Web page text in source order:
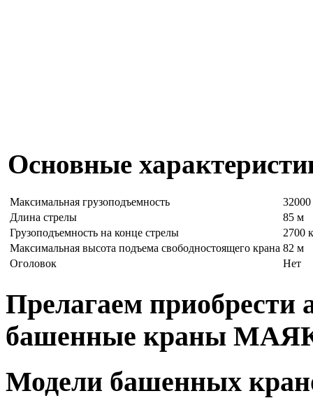
Основные
Максимальная грузоподъемность
32000
Длина стрелы
85 м
Грузоподъемность на конце стрелы
2700
Максимальная высота подъема свободностоящего крана 82 м
Оголовок
Нет
Прелагаем приобрести
башенные краны
Модели башенных